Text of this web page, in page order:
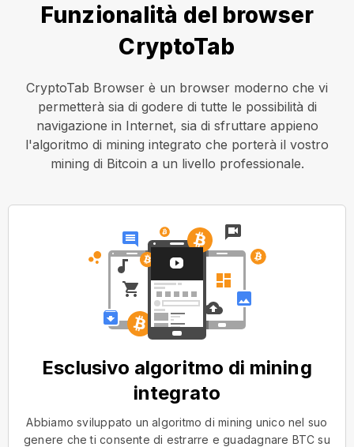
Funzionalità del browser
CryptoTab
CryptoTab Browser è un browser moderno che vi
permetterà sia di godere di tutte le possibilità di
navigazione in Internet, sia di sfruttare appieno
l'algoritmo di mining integrato che porterà il vostro
mining di Bitcoin a un livello professionale.
Esclusivo algoritmo di mining
integrato
Abbiamo sviluppato un algoritmo di mining unico nel suo
genere che ti consente di estrarre e guadagnare BTC su